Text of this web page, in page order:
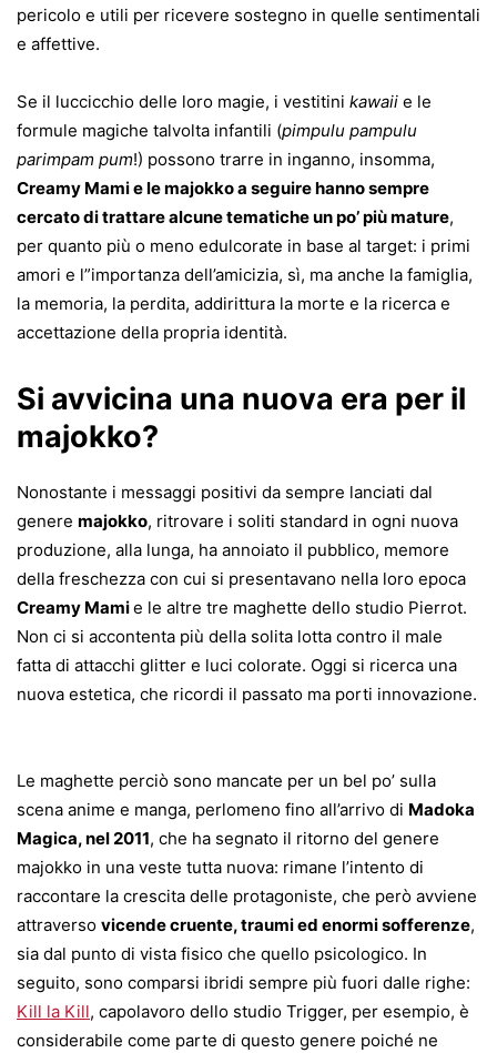
pericolo e utili per ricevere sostegno in quelle sentimentali
e affettive.
Se il luccicchio delle loro magie, i vestitini kawaii e le
formule magiche talvolta infantili (pimpulu pampulu
parimpam pum!) possono trarre in inganno, insomma,
Creamy Mami e le majokko a seguire hanno sempre
cercato di trattare alcune tematiche un po’ più mature,
per quanto più o meno edulcorate in base al target: i primi
amori e l”importanza dell’amicizia, sì, ma anche la famiglia,
la memoria, la perdita, addirittura la morte e la ricerca e
accettazione della propria identità.
Si avvicina una nuova era per il
majokko?
Nonostante i messaggi positivi da sempre lanciati dal
genere majokko, ritrovare i soliti standard in ogni nuova
produzione, alla lunga, ha annoiato il pubblico, memore
della freschezza con cui si presentavano nella loro epoca
Creamy Mamie le altre tre maghette dello studio Pierrot.
Non ci si accontenta più della solita lotta contro il male
fatta di attacchi glitter e luci colorate. Oggi si ricerca una
nuova estetica, che ricordi il passato ma porti innovazione.
Le maghette perciò sono mancate per un bel po’ sulla
scena anime e manga, perlomeno fino all’arrivo di Madoka
Magica, nel 2011, che ha segnato il ritorno del genere
majokko in una veste tutta nuova: rimane l’intento di
raccontare la crescita delle protagoniste, che però avviene
attraverso vicende cruente, traumi ed enormi sofferenze,
sia dal punto di vista fisico che quello psicologico. In
seguito, sono comparsi ibridi sempre più fuori dalle righe:
Kill la Kill, capolavoro dello studio Trigger, per esempio, è
considerabile come parte di questo genere poiché ne